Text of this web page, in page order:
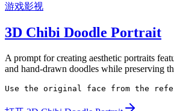
游戏影视
3D Chibi Doodle Portrait
A prompt for creating aesthetic portraits
and hand-drawn doodles while preserving
Use the original face from the